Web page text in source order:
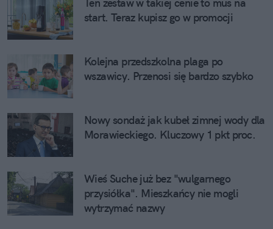
start. Teraz kupisz go w promocji
Kolejna przedszkolna plaga po
wszawicy. Przenosi się bardzo szybko
Nowy sondaż jak kubeł zimnej wody dla
Morawieckiego. Kluczowy 1 pkt proc.
Wieś Suche już bez "wulgarnego
przysiółka". Mieszkańcy nie mogli
wytrzymać nazwy